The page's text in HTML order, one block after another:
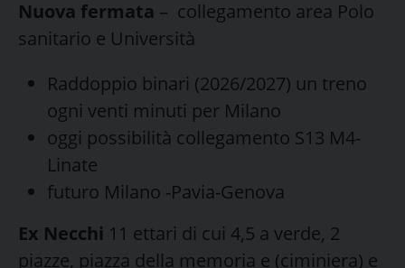
Nuova fermata – collegamento area Polo
sanitario e Università
Raddoppio binari (2026/2027) un treno
ogni venti minuti per Milano
oggi possibilità collegamento S13 M4-
Linate
futuro Milano -Pavia-Genova
Ex Necchi 11 ettari di cui 4,5 a verde, 2
piazze, piazza della memoria e (ciminiera) e